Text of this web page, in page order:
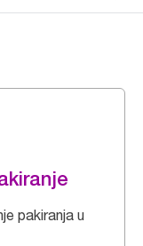
pakiranja u